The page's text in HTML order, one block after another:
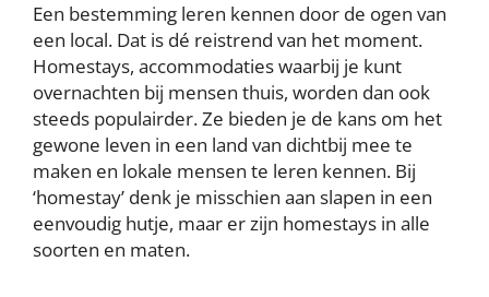
Een bestemming leren kennen door de ogen van
een local. Dat is dé reistrend van het moment.
Homestays, accommodaties waarbij je kunt
overnachten bij mensen thuis, worden dan ook
steeds populairder. Ze bieden je de kans om het
gewone leven in een land van dichtbij mee te
maken en lokale mensen te leren kennen. Bij
‘homestay’ denk je misschien aan slapen in een
eenvoudig hutje, maar er zijn homestays in alle
soorten en maten.